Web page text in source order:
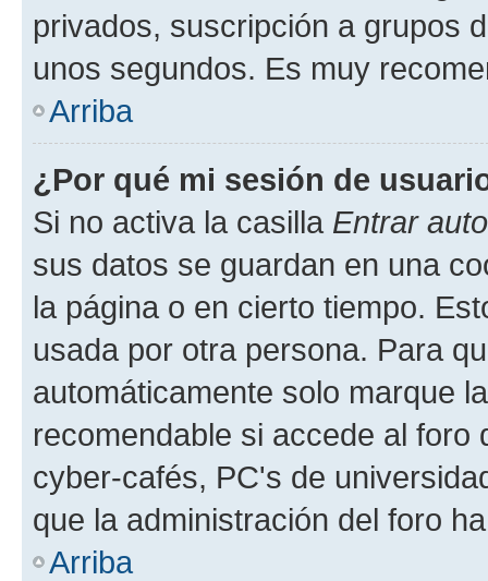
privados, suscripción a grupos
unos segundos. Es muy
Arriba
¿Por qué mi sesión de
Si no activa la casilla Entrar
sus datos se guardan en una
la página o en cierto tiempo.
usada por otra persona. Para
automáticamente solo marque
recomendable si accede al foro
cyber-cafés, PC's de
que la administración del foro
Arriba